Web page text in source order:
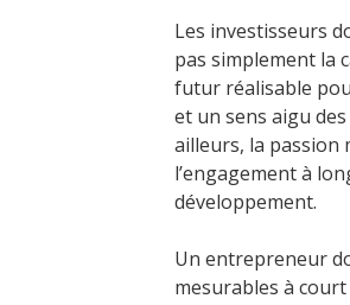
Les investisseurs
pas simplement la
futur réalisable
et un sens aigu
ailleurs, la passion
l’engagement à
développement.
Un entrepreneur
mesurables à